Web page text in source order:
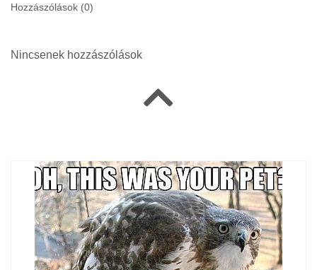
Hozzászólások (0)
Nincsenek hozzászólások